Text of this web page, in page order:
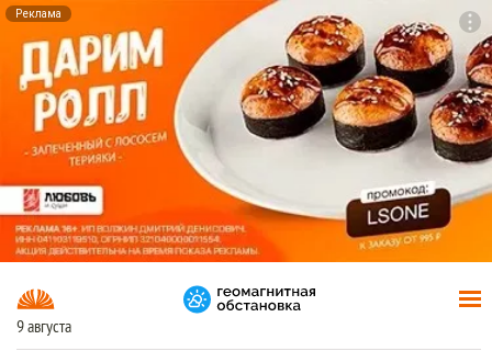
Реклама
9 августа